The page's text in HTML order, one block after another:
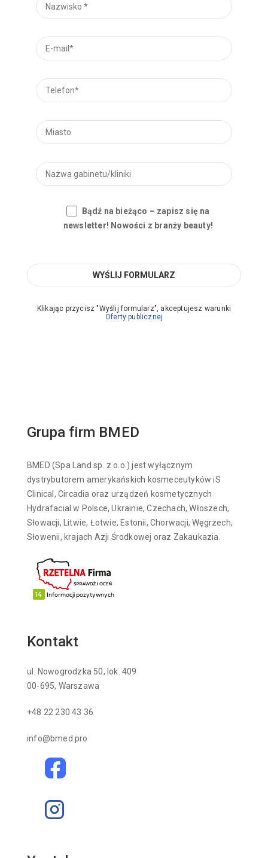
Bądź na bieżąco – zapisz się na
newsletter! Nowości z branży beauty!
Klikając przycisz "Wyślij formularz", akceptujesz warunki
Oferty publicznej
Grupa firm BMED
BMED (Spa Land sp. z o.o.) jest wyłącznym
dystrybutorem amerykańskich kosmeceutyków iS
Clinical, Circadia oraz urządzeń kosmetycznych
Hydrafacial w Polsce, Ukrainie, Czechach, Włoszech,
Słowacji, Litwie, Łotwie, Estonii, Chorwacji, Węgrzech,
Słowenii, krajach Azji Środkowej oraz Zakaukazia.
Kontakt
ul. Nowogrodzka 50, lok. 409
00-695, Warszawa
+48 22 230 43 36
info@bmed.pro